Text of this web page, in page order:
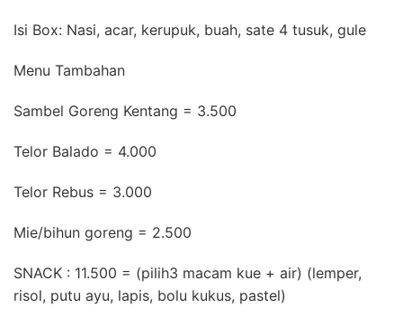
Isi Box: Nasi, acar, kerupuk, buah, sate 4 tusuk, gule
Menu Tambahan
Sambel Goreng Kentang = 3.500
Telor Balado = 4.000
Telor Rebus = 3.000
Mie/bihun goreng = 2.500
SNACK : 11.500 = (pilih3 macam kue + air) (lemper,
risol, putu ayu, lapis, bolu kukus, pastel)